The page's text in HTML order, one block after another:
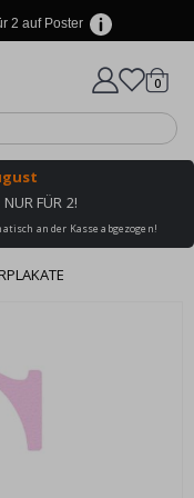
2 auf Poster
Wagen
0
FÜR 2!
an der Kasse abgezogen!